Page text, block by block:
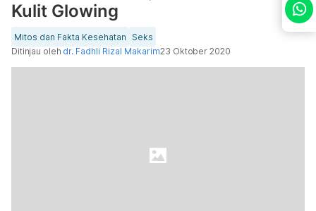
Kulit Glowing
Mitos dan Fakta Kesehatan
Seks
Ditinjau oleh dr. Fadhli Rizal Makarim23 Oktober 2020